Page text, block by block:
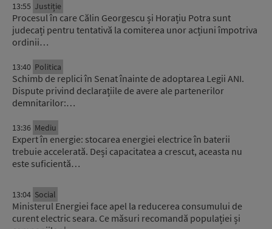
13:55 Justiție
Procesul în care Călin Georgescu și Horațiu Potra sunt
judecați pentru tentativă la comiterea unor acțiuni împotriva
ordinii…
13:40 Politica
Schimb de replici în Senat înainte de adoptarea Legii ANI.
Dispute privind declarațiile de avere ale partenerilor
demnitarilor:…
13:36 Mediu
Expert în energie: stocarea energiei electrice în baterii
trebuie accelerată. Deși capacitatea a crescut, aceasta nu
este suficientă…
13:04 Social
Ministerul Energiei face apel la reducerea consumului de
curent electric seara. Ce măsuri recomandă populației și